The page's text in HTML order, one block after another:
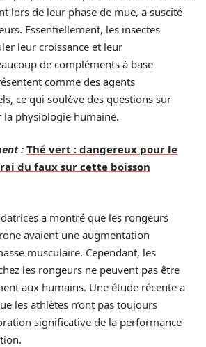
lors de leur phase de mue, a suscité
Essentiellement, les insectes
leur croissance et leur
de compléments à base
comme des agents
ce qui soulève des questions sur
la physiologie humaine.
: Thé vert : dangereux pour le
du faux sur cette boisson
a montré que les rongeurs
avaient une augmentation
musculaire. Cependant, les
les rongeurs ne peuvent pas être
aux humains. Une étude récente a
les athlètes n’ont pas toujours
significative de la performance